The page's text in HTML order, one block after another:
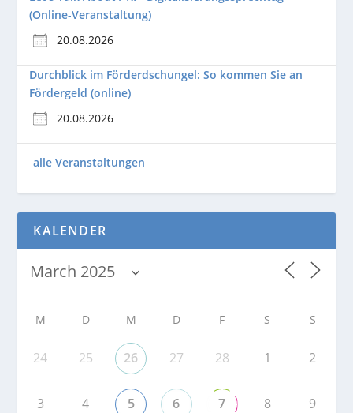
(Online-Veranstaltung)
20.08.2026
Durchblick im Förderdschungel: So kommen Sie an
Fördergeld (online)
20.08.2026
alle Veranstaltungen
KALENDER
M D M D F S S
24 25 26 27 28 1 2
3 4 5 6 7 8 9